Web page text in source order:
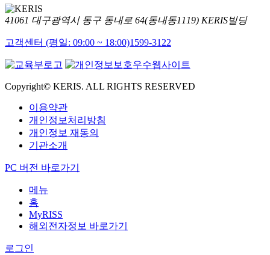
41061 대구광역시 동구 동내로 64(동내동1119) KERIS빌딩
고객센터 (평일: 09:00 ~ 18:00)1599-3122
Copyright© KERIS. ALL RIGHTS RESERVED
이용약관
개인정보처리방침
개인정보 재동의
기관소개
PC 버전 바로가기
메뉴
홈
MyRISS
해외전자정보 바로가기
로그인